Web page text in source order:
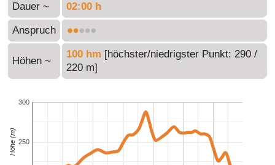
Dauer ~ 02:00 h
Anspruch
Höhen ~
100 hm [höchster/niedrigster Punkt: 290 /
220 m]
250
300
Höhe (m)